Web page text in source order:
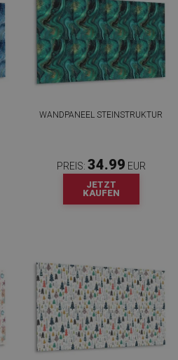
WANDPANEEL STEINSTRUKTUR
PREIS: 34.99 EUR
JETZT
KAUFEN